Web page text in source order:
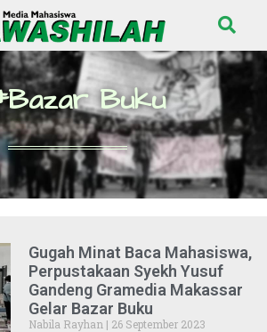
Buku
Gugah Minat Baca Mahasiswa,
Perpustakaan Syekh Yusuf
Gandeng Gramedia Makassar
Gelar Bazar Buku
Nabila Rayhan 26 September 2023